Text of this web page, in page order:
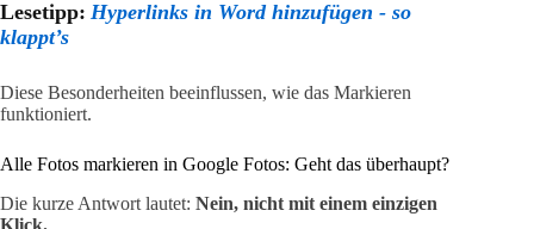
Lesetipp: Hyperlinks in Word hinzufügen - so
klappt’s
Diese Besonderheiten beeinflussen, wie das Markieren
funktioniert.
Alle Fotos markieren in Google Fotos: Geht das überhaupt?
Die kurze Antwort lautet: Nein, nicht mit einem einzigen
Klick.